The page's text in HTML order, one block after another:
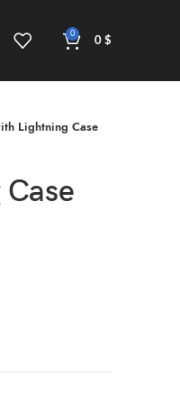
0
0 $
Lightning Case